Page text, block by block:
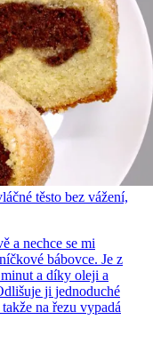
těsto bez vážení,
a nechce se mi
bábovce. Je z
a díky oleji a
ji jednoduché
na řezu vypadá